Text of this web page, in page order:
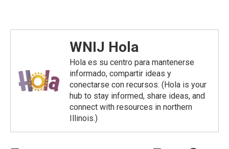
WNIJ Hola
Hola es su centro para mantenerse
informado, compartir ideas y
conectarse con recursos. (Hola is your
hub to stay informed, share ideas, and
connect with resources in northern
Illinois.)